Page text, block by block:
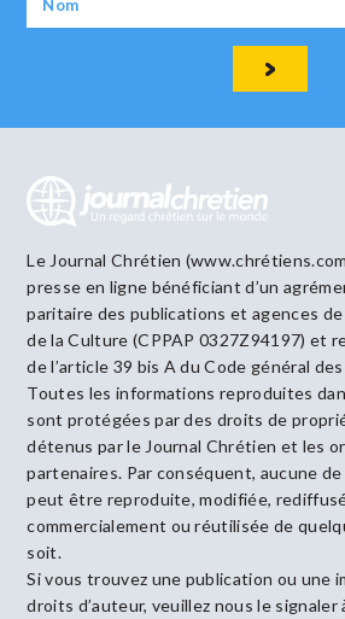
Le Journal Chrétien
presse en ligne bénéficiant d’un
paritaire des publications et agences
de la Culture (CPPAP 0327Z94197) et
de l’article 39 bis A du Code général
Toutes les informations reproduites
sont protégées par des droits de
détenus par le Journal Chrétien et les
partenaires. Par conséquent, aucune
peut être reproduite, modifiée,
commercialement ou réutilisée de
soit.
Si vous trouvez une publication ou une
droits d’auteur, veuillez nous le signaler